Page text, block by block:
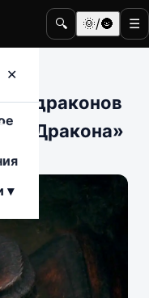
🔍 🌞/🌚 ☰
✕
▾
драконов
Дракона»